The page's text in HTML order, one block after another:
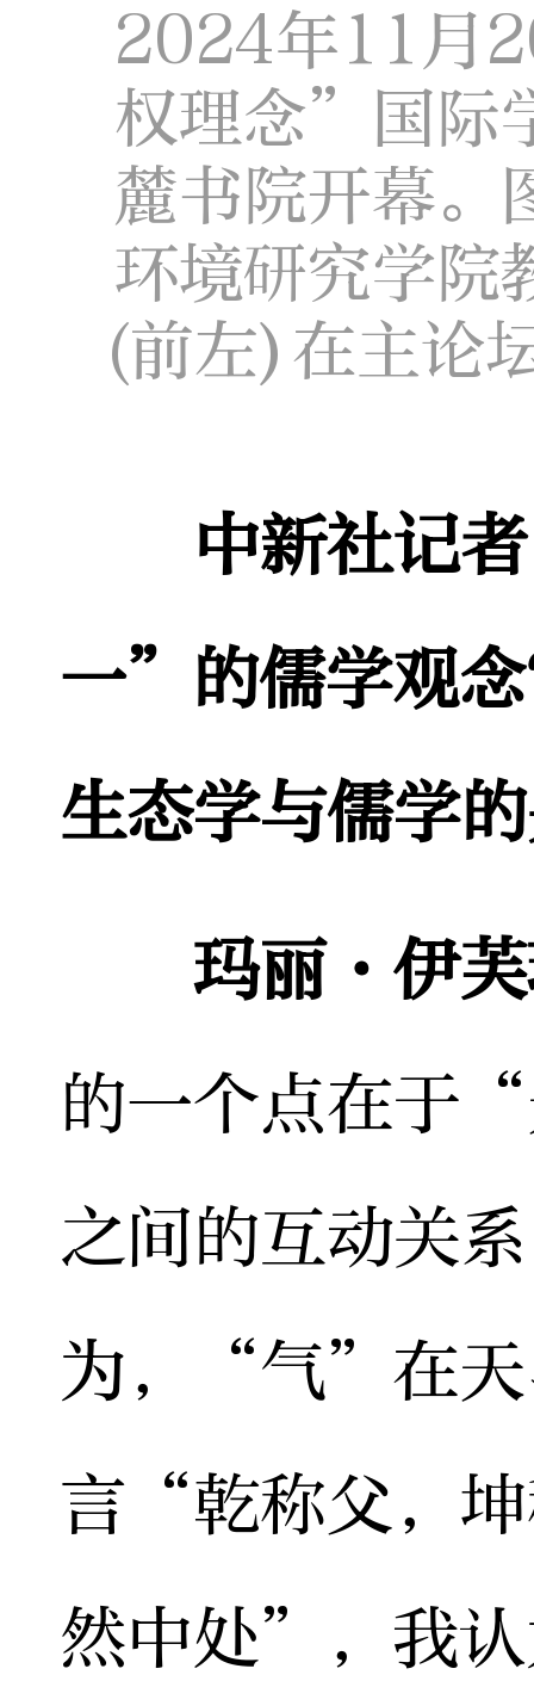
2024年11月
权理念”国际
麓书院开幕。
环境研究学
(前左)在主论
中新社记
一”的儒学观
生态学与儒学
玛丽·伊
的一个点在
之间的互动关
为，“气”在天
言“乾称父，
然中处”，我